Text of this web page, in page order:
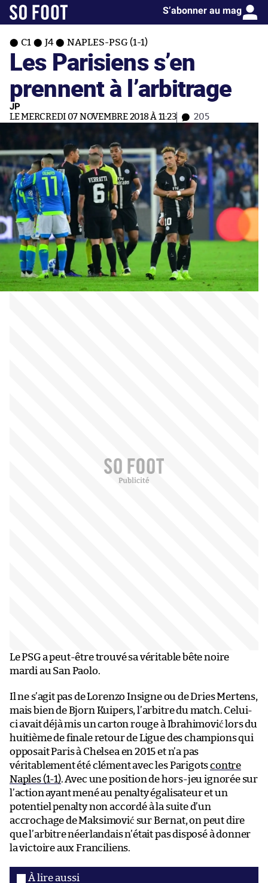
S’abonner au mag
C1 J4 NAPLES-PSG (1-1)
Les Parisiens s’en
prennent à l’arbitrage
JP
LE MERCREDI 07 NOVEMBRE 2018 À 11:23 205
Le PSG a peut-être trouvé sa véritable bête noire
mardi au San Paolo.
Il ne s’agit pas de Lorenzo Insigne ou de Dries Mertens,
mais bien de Bjorn Kuipers, l’arbitre du match. Celui-
ci avait déjà mis un carton rouge à Ibrahimović lors du
huitième de finale retour de Ligue des champions qui
opposait Paris à Chelsea en 2015 et n’a pas
véritablement été clément avec les Parigotscontre
Naples (1-1). Avec une position de hors-jeu ignorée sur
l’action ayant mené au penalty égalisateur et un
potentiel penalty non accordé à la suite d’un
accrochage de Maksimović sur Bernat, on peut dire
que l’arbitre néerlandais n’était pas disposé à donner
la victoire aux Franciliens.